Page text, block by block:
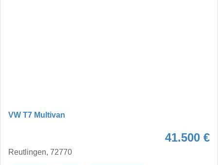
VW T7 Multivan
41.500 €
Reutlingen, 72770